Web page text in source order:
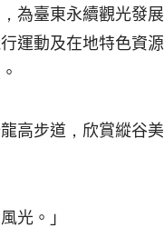
為臺東永續觀光發
運動及在地特色資
高步道，欣賞縱谷
光。」